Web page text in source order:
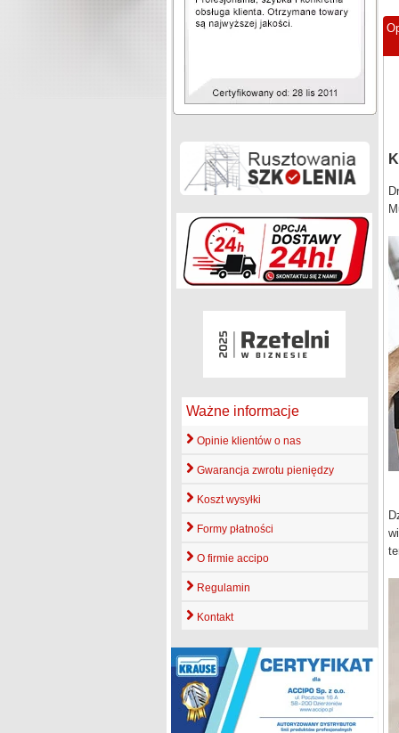
Ważne informacje
Opinie klientów o nas
Gwarancja zwrotu pieniędzy
Koszt wysyłki
Formy płatności
O firmie accipo
Regulamin
Kontakt